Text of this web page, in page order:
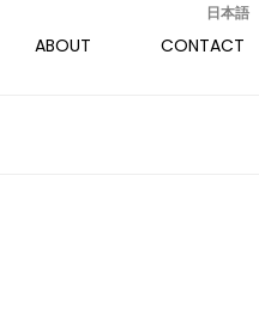
ABOUT CONTACT
日本語